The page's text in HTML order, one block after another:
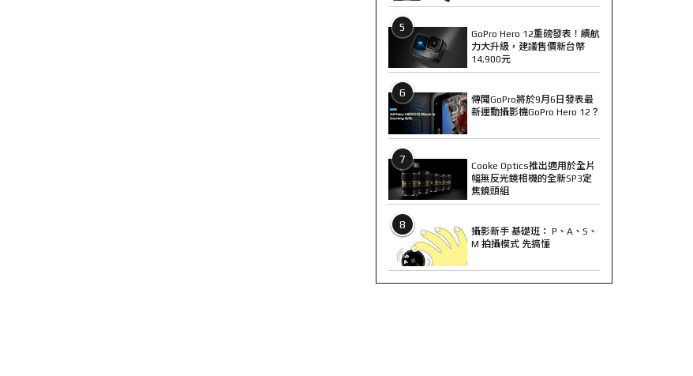
5
GoPro Hero 12重磅發表！續航
力大升級，建議售價新台幣
14,900元
6
傳聞GoPro將於9月6日發表最
新運動攝影機GoPro Hero 12？
7
Cooke Optics推出適用於全片
幅無反光鏡相機的全新SP3定
焦鏡頭組
8
攝影新手 基礎班： P、A、S、
M 拍攝模式 先搞懂